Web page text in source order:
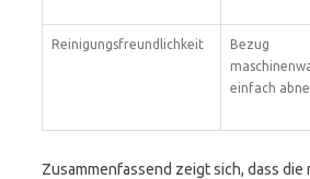
Reinigungsfreundlichkeit
Bezug
einfach
Zusammenfassend zeigt sich, dass die